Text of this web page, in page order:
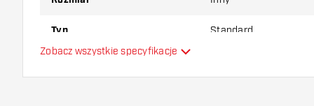
Typ Standard
Zobacz wszystkie specyfikacje